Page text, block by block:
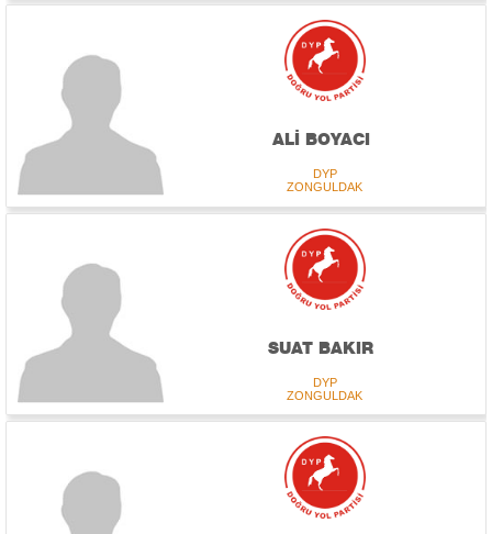
ALİ BOYACI
DYP
ZONGULDAK
SUAT BAKIR
DYP
ZONGULDAK